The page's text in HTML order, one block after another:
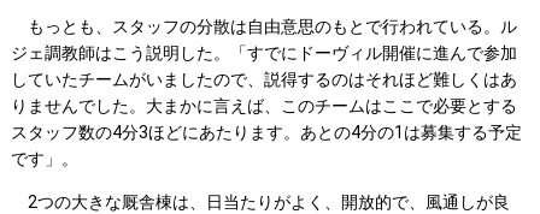
もっとも、スタッフの分散は自由意思のもとで行われている。ル
ジェ調教師はこう説明した。「すでにドーヴィル開催に進んで参加
していたチームがいましたので、説得するのはそれほど難しくはあ
りませんでした。大まかに言えば、このチームはここで必要とする
スタッフ数の4分3ほどにあたります。あとの4分の1は募集する予定
です」。
2つの大きな厩舎棟は、日当たりがよく、開放的で、風通しが良